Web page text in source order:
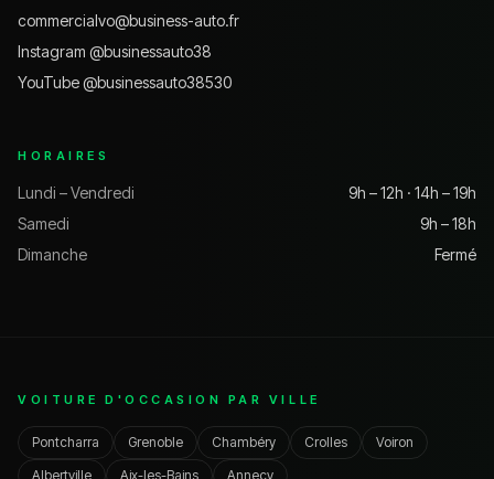
commercialvo@business-auto.fr
Instagram @businessauto38
YouTube @businessauto38530
HORAIRES
Lundi – Vendredi
9h – 12h · 14h – 19h
Samedi
9h – 18h
Dimanche
Fermé
VOITURE D'OCCASION PAR VILLE
Pontcharra Grenoble Chambéry Crolles
Voiron
Albertville
Aix-les-Bains Annecy